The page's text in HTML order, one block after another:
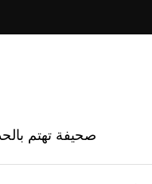
صحيفة تهتم